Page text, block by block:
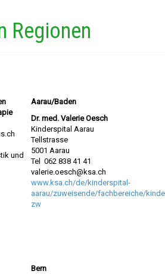
Regionen
und
Aarau/Baden
Dr. med. Valerie Oesch
Kinderspital Aarau
Tellstrasse
5001 Aarau
Tel 062 838 41 41
valerie.oesch@ksa.ch
www.ksa.ch/de/kinderspital-
aarau/zuweisende/fachbereiche/
zw
Bern